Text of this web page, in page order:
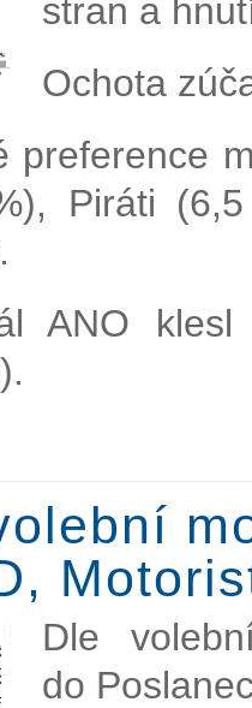
stran a
Ochota
preference
Piráti
ANO
Dle
do